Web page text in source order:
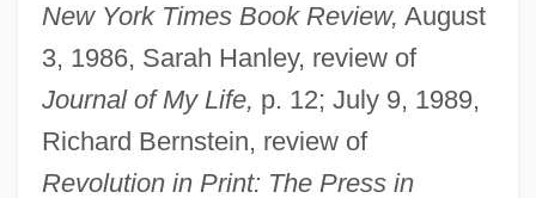
New York Times Book Review, August
3, 1986, Sarah Hanley, review of
Journal of My Life, p. 12; July 9, 1989,
Richard Bernstein, review of
Revolution in Print: The Press in
Vimeur, Comte De